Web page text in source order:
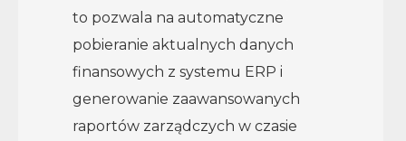
to pozwala na automatyczne
pobieranie aktualnych danych
finansowych z systemu ERP i
generowanie zaawansowanych
raportów zarządczych w czasie